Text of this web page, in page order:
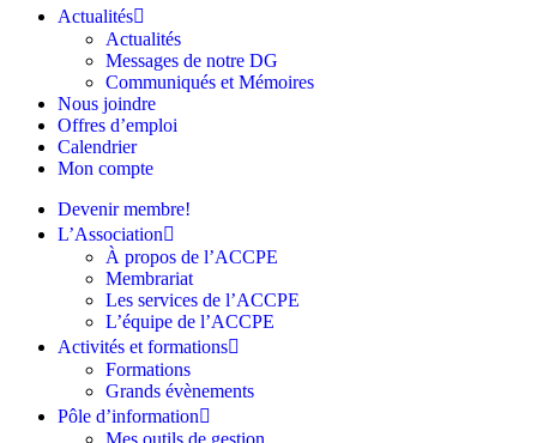
Actualités
Actualités
Messages de notre DG
Communiqués et Mémoires
Nous joindre
Offres d’emploi
Calendrier
Mon compte
Devenir membre!
L’Association
À propos de l’ACCPE
Membrariat
Les services de l’ACCPE
L’équipe de l’ACCPE
Activités et formations
Formations
Grands évènements
Pôle d’information
Mes outils de gestion